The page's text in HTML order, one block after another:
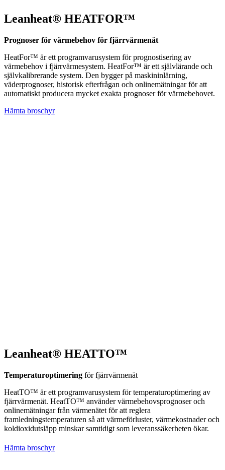
Leanheat® HEATFOR™
Prognoser för värmebehov för fjärrvärmenät
HeatFor™ är ett programvarusystem för prognostisering av
värmebehov i fjärrvärmesystem. HeatFor™ är ett självlärande och
självkalibrerande system. Den bygger på maskininlärning,
väderprognoser, historisk efterfrågan och onlinemätningar för att
automatiskt producera mycket exakta prognoser för värmebehovet.
Hämta broschyr
Leanheat® HEATTO™
Temperaturoptimering för fjärrvärmenät
HeatTO™ är ett programvarusystem för temperaturoptimering av
fjärrvärmenät. HeatTO™ använder värmebehovsprognoser och
onlinemätningar från värmenätet för att reglera
framledningstemperaturen så att värmeförluster, värmekostnader och
koldioxidutsläpp minskar samtidigt som leveranssäkerheten ökar.
Hämta broschyr